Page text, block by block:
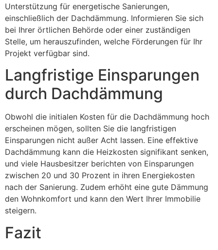
Unterstützung für energetische Sanierungen,
einschließlich der Dachdämmung. Informieren Sie sich
bei Ihrer örtlichen Behörde oder einer zuständigen
Stelle, um herauszufinden, welche Förderungen für Ihr
Projekt verfügbar sind.
Langfristige Einsparungen
durch Dachdämmung
Obwohl die initialen Kosten für die Dachdämmung hoch
erscheinen mögen, sollten Sie die langfristigen
Einsparungen nicht außer Acht lassen. Eine effektive
Dachdämmung kann die Heizkosten signifikant senken,
und viele Hausbesitzer berichten von Einsparungen
zwischen 20 und 30 Prozent in ihren Energiekosten
nach der Sanierung. Zudem erhöht eine gute Dämmung
den Wohnkomfort und kann den Wert Ihrer Immobilie
steigern.
Fazit